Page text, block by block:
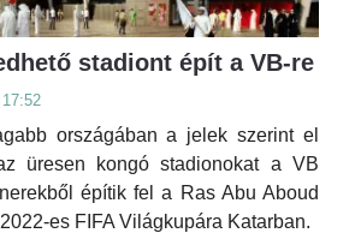
stadiont épít a VB-re
országában a jelek szerint el
üresen kongó stadionokat a VB
építik fel a Ras Abu Aboud
es FIFA Világkupára Katarban.